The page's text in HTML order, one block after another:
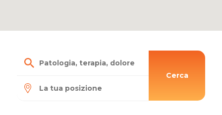
Cerca